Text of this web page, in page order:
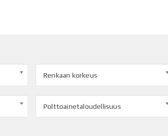
Renkaan korkeus
Polttoainetaloudellisuus